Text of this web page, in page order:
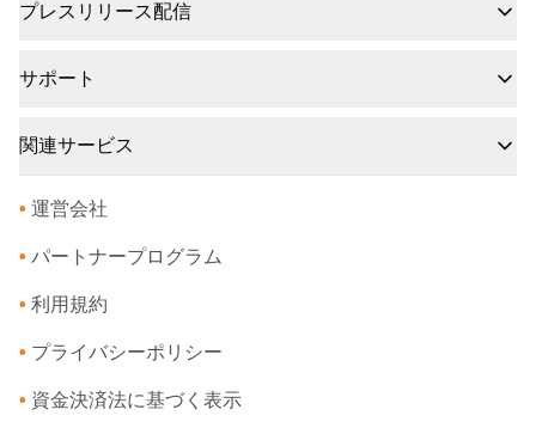
プレスリリース配信
サポート
関連サービス
• 運営会社
• パートナープログラム
• 利用規約
• プライバシーポリシー
• 資金決済法に基づく表示